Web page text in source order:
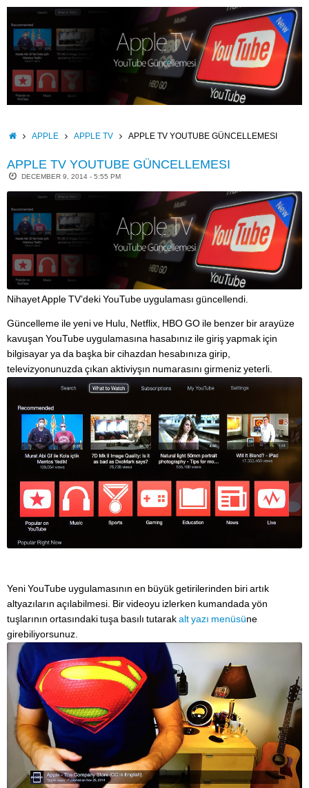
Skip
content
HOMEAPPLE APPLE TV APPLE TV YOUTUBE GÜNCELLEMESI
APPLE TV YOUTUBE GÜNCELLEMESI
DECEMBER 9, 2014 - 5:55 PM
Nihayet Apple TV’deki YouTube uygulaması güncellendi.
Güncelleme ile yeni ve Hulu, Netflix, HBO GO ile benzer bir arayüze
kavuşan YouTube uygulamasına hasabınız ile giriş yapmak için
bilgisayar ya da başka bir cihazdan hesabınıza girip,
televizyonunuzda çıkan aktiviyşın numarasını girmeniz yeterli.
Yeni YouTube uygulamasının en büyük getirilerinden biri artık
altyazıların açılabilmesi. Bir videoyu izlerken kumandada yön
tuşlarının ortasındaki tuşa basılı tutarak alt yazı menüsüne
girebiliyorsunuz.